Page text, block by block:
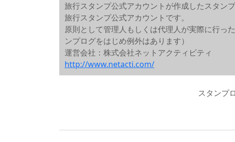
旅行スタンプ公式アカウントが作成したスタン
旅行スタンプ公式アカウントです。
原則として管理人もしくは代理人が実際に行っ
ンプログをはじめ例外はあります）
運営会社：株式会社ネットアクティビティ
http://www.netacti.com/
スタンプ